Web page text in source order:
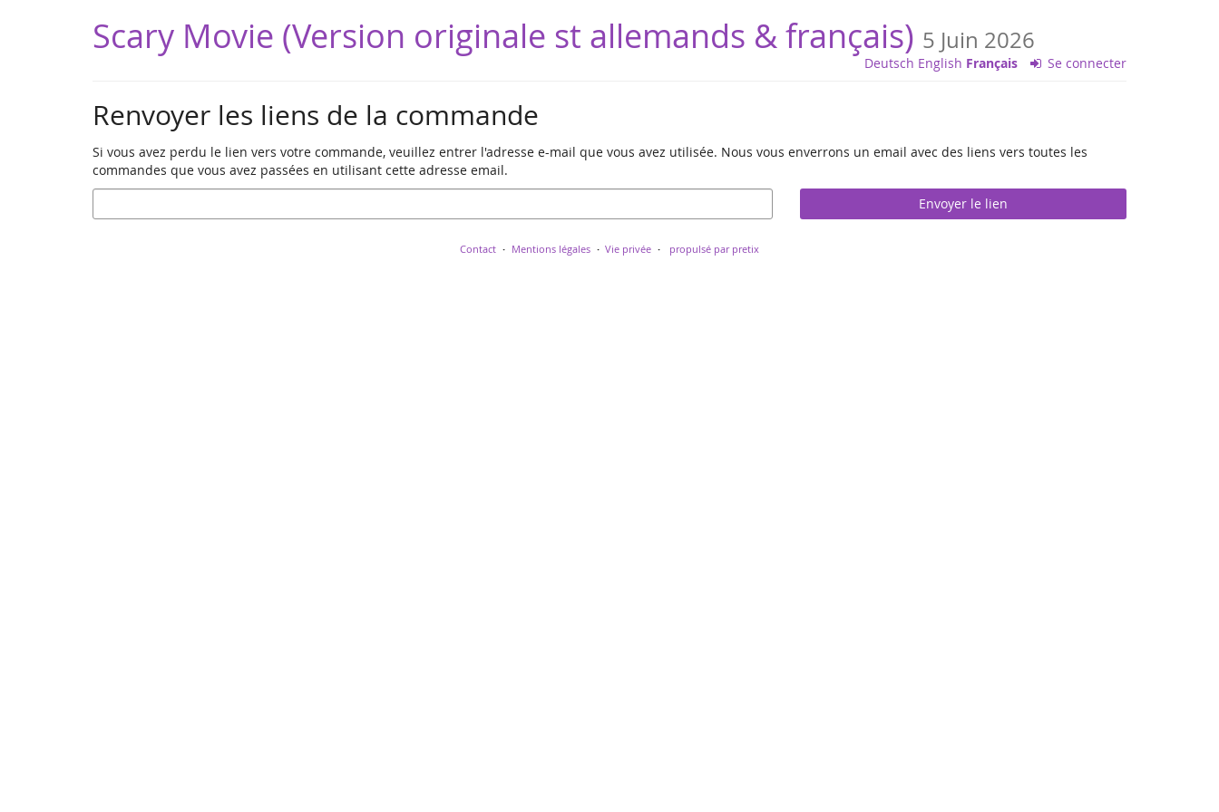
Scary Movie (Version originale st allemands & français) 5 Juin 2026
Deutsch English Français Se connecter
Renvoyer les liens de la commande
Si vous avez perdu le lien vers votre commande, veuillez entrer l'adresse e-mail que vous avez utilisée. Nous vous enverrons un email avec des liens vers toutes les
commandes que vous avez passées en utilisant cette adresse email.
E-
Mail
Envoyer le lien
Contact Mentions légales Vie privée propulsé par pretix